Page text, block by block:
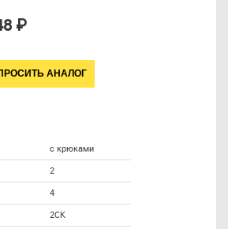
₽
АНАЛОГ
с крюками
2
4
2СК